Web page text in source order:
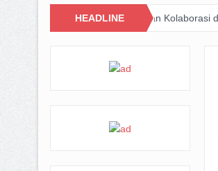
HEADLINE
Lewat Inovasi dan Kolaborasi dengan PERSIB